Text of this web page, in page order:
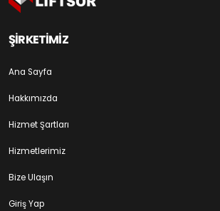
ŞİRKETİMİZ
Ana Sayfa
Hakkımızda
Hizmet Şartları
Hizmetlerimiz
Bize Ulaşın
Giriş Yap